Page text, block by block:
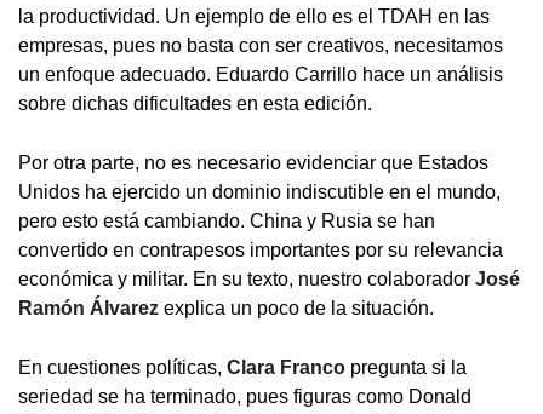
la productividad. Un ejemplo de ello es el TDAH en las
empresas, pues no basta con ser creativos, necesitamos
un enfoque adecuado. Eduardo Carrillo hace un análisis
sobre dichas dificultades en esta edición.
Por otra parte, no es necesario evidenciar que Estados
Unidos ha ejercido un dominio indiscutible en el mundo,
pero esto está cambiando. China y Rusia se han
convertido en contrapesos importantes por su relevancia
económica y militar. En su texto, nuestro colaborador José
Ramón Álvarez explica un poco de la situación.
En cuestiones políticas, Clara Franco pregunta si la
seriedad se ha terminado, pues figuras como Donald